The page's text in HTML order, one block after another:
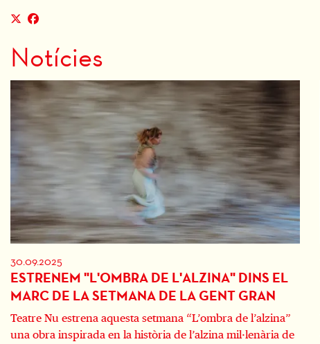
Notícies
30.09.2025
ESTRENEM "L'OMBRA DE L'ALZINA" DINS EL
MARC DE LA SETMANA DE LA GENT GRAN
Teatre Nu estrena aquesta setmana “L’ombra de l’alzina”
una obra inspirada en la història de l’alzina mil·lenària de